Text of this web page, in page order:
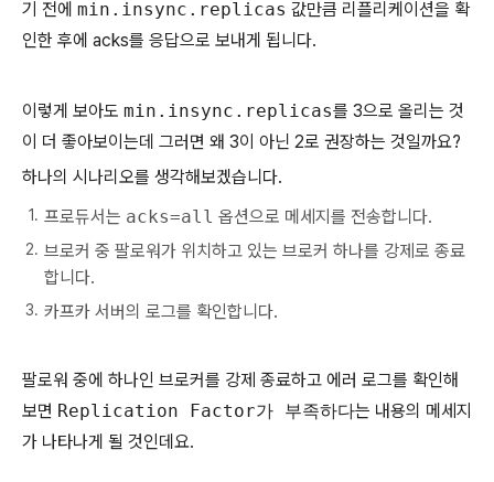
기 전에 min.insync.replicas 값만큼 리플리케이션을 확
인한 후에 acks를 응답으로 보내게 됩니다.
이렇게 보아도 min.insync.replicas를 3으로 올리는 것
이 더 좋아보이는데 그러면 왜 3이 아닌 2로 권장하는 것일까요?
하나의 시나리오를 생각해보겠습니다.
프로듀서는 acks=all 옵션으로 메세지를 전송합니다.
브로커 중 팔로워가 위치하고 있는 브로커 하나를 강제로 종료
합니다.
카프카 서버의 로그를 확인합니다.
팔로워 중에 하나인 브로커를 강제 종료하고 에러 로그를 확인해
보면 Replication Factor가 부족하다는 내용의 메세지
가 나타나게 될 것인데요.